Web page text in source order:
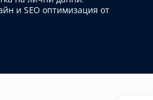
и SEO оптимизация от